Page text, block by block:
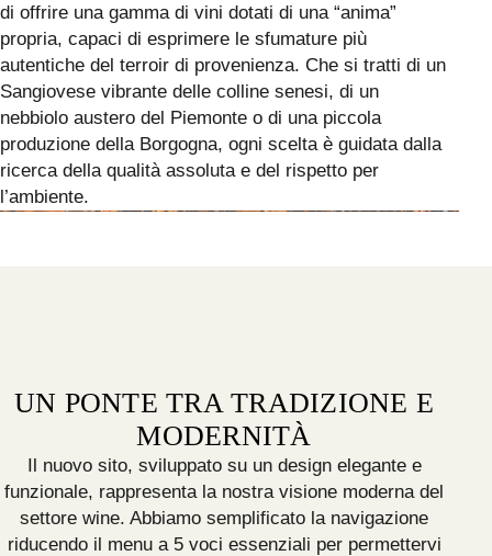
di offrire una gamma di vini dotati di una “anima”
propria, capaci di esprimere le sfumature più
autentiche del terroir di provenienza. Che si tratti di un
Sangiovese vibrante delle colline senesi, di un
nebbiolo austero del Piemonte o di una piccola
produzione della Borgogna, ogni scelta è guidata dalla
ricerca della qualità assoluta e del rispetto per
l’ambiente.
UN PONTE TRA TRADIZIONE E
MODERNITÀ
Il nuovo sito, sviluppato su un design elegante e
funzionale, rappresenta la nostra visione moderna del
settore wine. Abbiamo semplificato la navigazione
riducendo il menu a 5 voci essenziali per permettervi